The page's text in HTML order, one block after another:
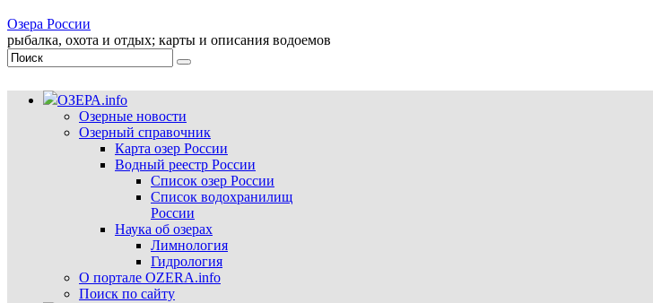
Озера России
рыбалка, охота и отдых; карты и описания водоемов
ОЗЕРА.info
Озерные новости
Озерный справочник
Карта озер России
Водный реестр России
Список озер России
Список водохранилищ
России
Наука об озерах
Лимнология
Гидрология
О портале OZERA.info
Поиск по сайту